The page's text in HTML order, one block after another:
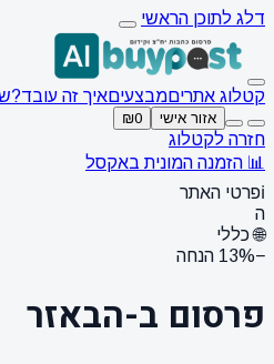
דלג לתוכן הראשי
קטלוג אתריםמבצעיםאיך זה עובד?
אזור אישי ₪0
חזרה לקטלוג
📊 הזמנה המונית באקסל
ℹ️פרטי האתר
ה
🌐 כללי
−13% הנחה
פרסום ב-הבאזר